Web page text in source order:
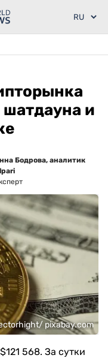
шатдауна и
Бодрова, аналитик
pixabay.com
568. За сутки